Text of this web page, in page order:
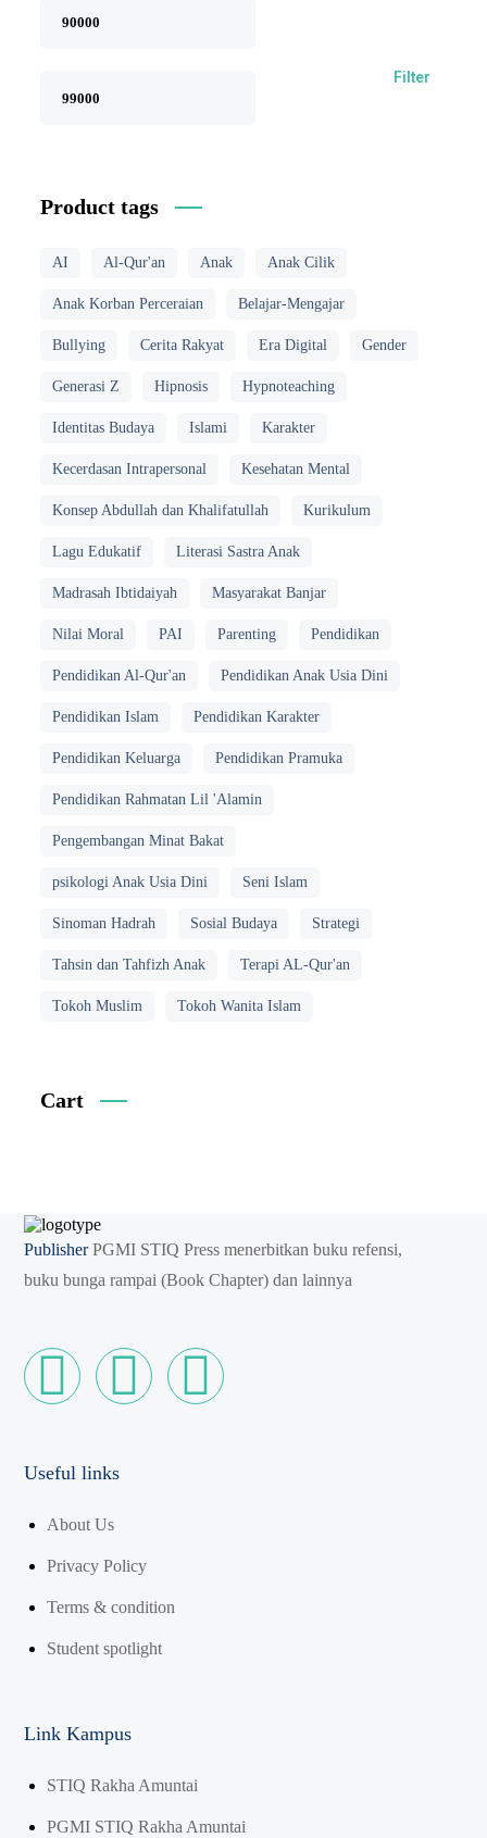
Filter
Product tags
AI Al-Qur'an Anak Anak Cilik
Anak Korban Perceraian Belajar-Mengajar
Bullying Cerita Rakyat Era Digital Gender
Generasi Z Hipnosis Hypnoteaching
Identitas Budaya Islami Karakter
Kecerdasan Intrapersonal Kesehatan Mental
Konsep Abdullah dan Khalifatullah Kurikulum
Lagu Edukatif Literasi Sastra Anak
Madrasah Ibtidaiyah Masyarakat Banjar
Nilai Moral PAI Parenting Pendidikan
Pendidikan Al-Qur'an Pendidikan Anak Usia Dini
Pendidikan Islam Pendidikan Karakter
Pendidikan Keluarga Pendidikan Pramuka
Pendidikan Rahmatan Lil 'Alamin
Pengembangan Minat Bakat
psikologi Anak Usia Dini Seni Islam
Sinoman Hadrah Sosial Budaya Strategi
Tahsin dan Tahfizh Anak Terapi AL-Qur'an
Tokoh Muslim Tokoh Wanita Islam
Cart
PublisherPGMI STIQ Press menerbitkan buku refensi,
buku bunga rampai (Book Chapter) dan lainnya
Useful links
About Us
Privacy Policy
Terms & condition
Student spotlight
Link Kampus
STIQ Rakha Amuntai
PGMI STIQ Rakha Amuntai